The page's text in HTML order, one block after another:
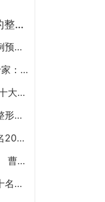
全国前十名的整形医院（私立篇）全国前十名的私立整形医院排名大全
中国最好的面部提升专家：祝东升（案例预约）五层面部提升怎么样？
上海九院整形科最厉害的鼻子&鼻修复专家：李圣利（简介、案例、预约）
国内十大磨骨专家权威推荐 中国最好的十大磨骨专家排名
北京八大处整形有失败案例吗？八大处整形失败后悔怎么办？怎么投诉？
国内十大三级甲等公立整形外科医院排名2020年
上海九院脂肪填充专家医生排名：张路、 曹卫刚、余力（简介、案例、预约）
全国前十名的整形医院有哪些？全国前十名的公立三甲整形医院排名大全